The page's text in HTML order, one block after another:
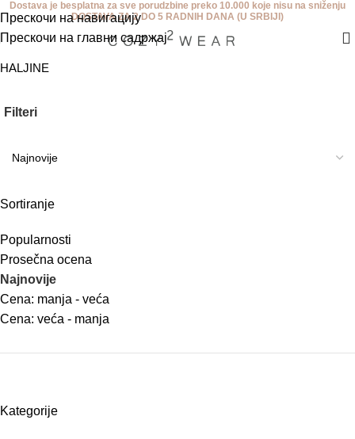
Прескочи на навигацију
Прескочи на главни садржај
Dostava je besplatna za sve porudzbine preko 10.000 koje nisu na sniženju
DOSTAVA ZA 2 DO 5 RADNIH DANA (U SRBIJI)
HALJINE
Filteri
Sortiranje
Popularnosti
Prosečna ocena
Najnovije
Cena: manja - veća
Cena: veća - manja
Kategorije